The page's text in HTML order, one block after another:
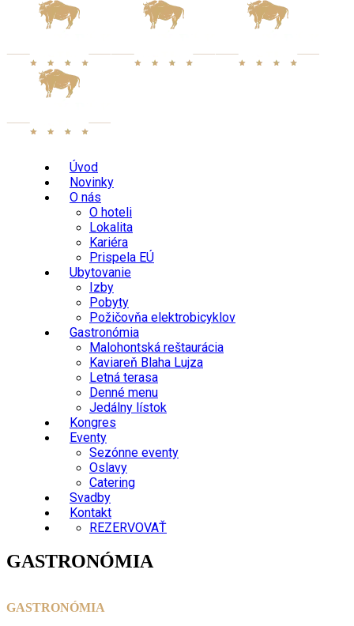
Úvod
Novinky
O nás
O hoteli
Lokalita
Kariéra
Prispela EÚ
Ubytovanie
Izby
Pobyty
Požičovňa elektrobicyklov
Gastronómia
Malohontská reštaurácia
Kaviareň Blaha Lujza
Letná terasa
Denné menu
Jedálny lístok
Kongres
Eventy
Sezónne eventy
Oslavy
Catering
Svadby
Kontakt
REZERVOVAŤ
GASTRONÓMIA
GASTRONÓMIA